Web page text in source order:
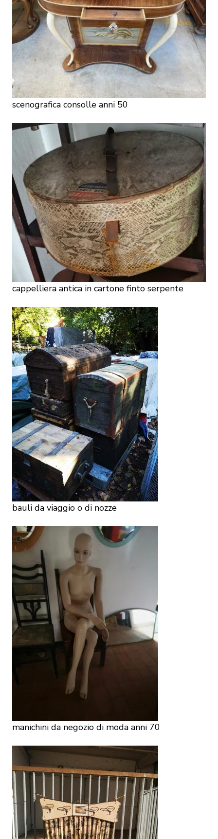
scenografica consolle anni 50
cappelliera antica in cartone finto serpente
bauli da viaggio o di nozze
manichini da negozio di moda anni 70